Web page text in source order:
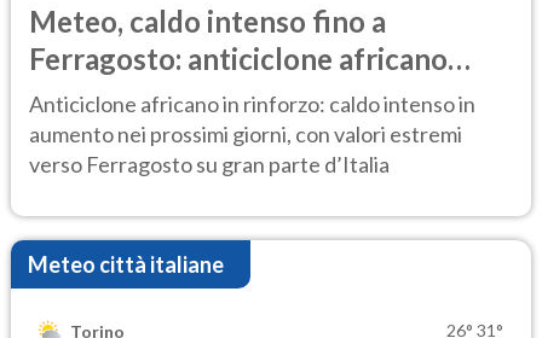
Meteo, caldo intenso fino a
Ferragosto: anticiclone africano
ancora protagonista
Anticiclone africano in rinforzo: caldo intenso in
aumento nei prossimi giorni, con valori estremi
verso Ferragosto su gran parte d’Italia
Meteo città italiane
Torino 26° 31°